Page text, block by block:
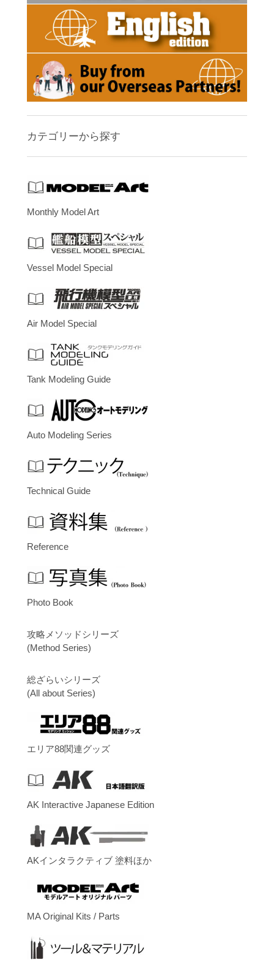
カテゴリーから探す
Monthly Model Art
Vessel Model Special
Air Model Special
Tank Modeling Guide
Auto Modeling Series
Technical Guide
Reference
Photo Book
攻略メソッドシリーズ
(Method Series)
総ざらいシリーズ
(All about Series)
エリア88関連グッズ
AK Interactive Japanese Edition
AKインタラクティブ 塗料ほか
MA Original Kits / Parts